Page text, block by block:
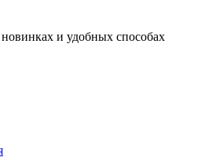
и удобных способах